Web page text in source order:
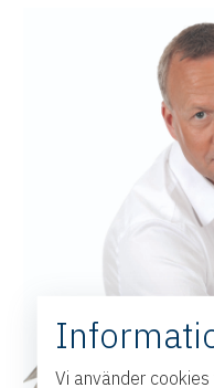
Vi använder